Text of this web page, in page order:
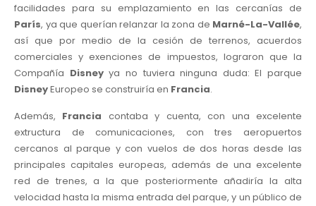
facilidades para su emplazamiento en las cercanías de
París, ya que querían relanzar la zona de Marné-La-Vallée,
así que por medio de la cesión de terrenos, acuerdos
comerciales y exenciones de impuestos, lograron que la
Compañía Disneyya no tuviera ninguna duda: El parque
DisneyEuropeo se construiría en Francia.
Además, Francia contaba y cuenta, con una excelente
extructura de comunicaciones, con tres aeropuertos
cercanos al parque y con vuelos de dos horas desde las
principales capitales europeas, además de una excelente
red de trenes, a la que posteriormente añadiría la alta
velocidad hasta la misma entrada del parque, y un público de